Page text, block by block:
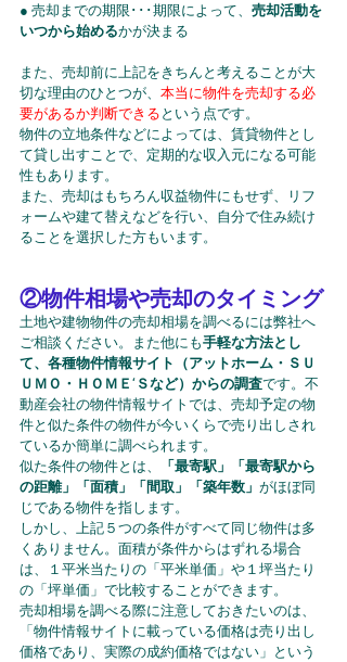
● 売却までの期限･･･期限によって、 売却活動を
いつから始めるかが決まる
また、売却前に上記をきちんと考えることが大
切な理由のひとつが、 本当に物件を売却する必
要があるか判断できる という点です。
物件の立地条件などによっては、賃貸物件とし
て貸し出すことで、定期的な収入元になる可能
性もあります。
また、売却はもちろん収益物件にもせず、リフ
ォームや建て替えなどを行い、自分で住み続け
ることを選択した方もいます。
②物件相場や売却のタイミング
土地や建物物件の売却相場を調べるには弊社へ
ご相談ください。また他にも手軽な方法とし
て、各種物件情報サイト（アットホーム・ＳＵ
ＵＭＯ・ＨＯＭＥ‘Ｓなど）からの調査です。不
動産会社の物件情報サイトでは、売却予定の物
件と似た条件の物件が今いくらで売り出しされ
ているか簡単に調べられます。
似た条件の物件とは、
「最寄駅」「最寄駅から
の距離」「面積」「間取」「築年数」 がほぼ同
じである物件を指します。
しかし、上記５つの条件がすべて同じ物件は多
くありません。面積が条件からはずれる場合
は、１平米当たりの「平米単価」や１坪当たり
の「坪単価」で比較することができます。
売却相場を調べる際に注意しておきたいのは、
「物件情報サイトに載っている価格は売り出し
価格であり、実際の成約価格ではない」という